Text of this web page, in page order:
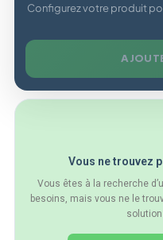
Configurez votre produit
Vous ne trouvez
Vous êtes à la recherche
besoins, mais vous ne le
solution